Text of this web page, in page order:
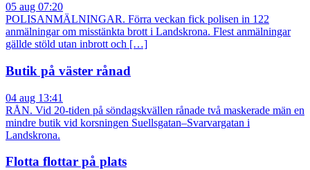
05 aug 07:20
POLISANMÄLNINGAR. Förra veckan fick polisen in 122
anmälningar om misstänkta brott i Landskrona. Flest anmälningar
gällde stöld utan inbrott och […]
Butik på väster rånad
04 aug 13:41
RÅN. Vid 20-tiden på söndagskvällen rånade två maskerade män en
mindre butik vid korsningen Suellsgatan–Svarvargatan i
Landskrona.
Flotta flottar på plats